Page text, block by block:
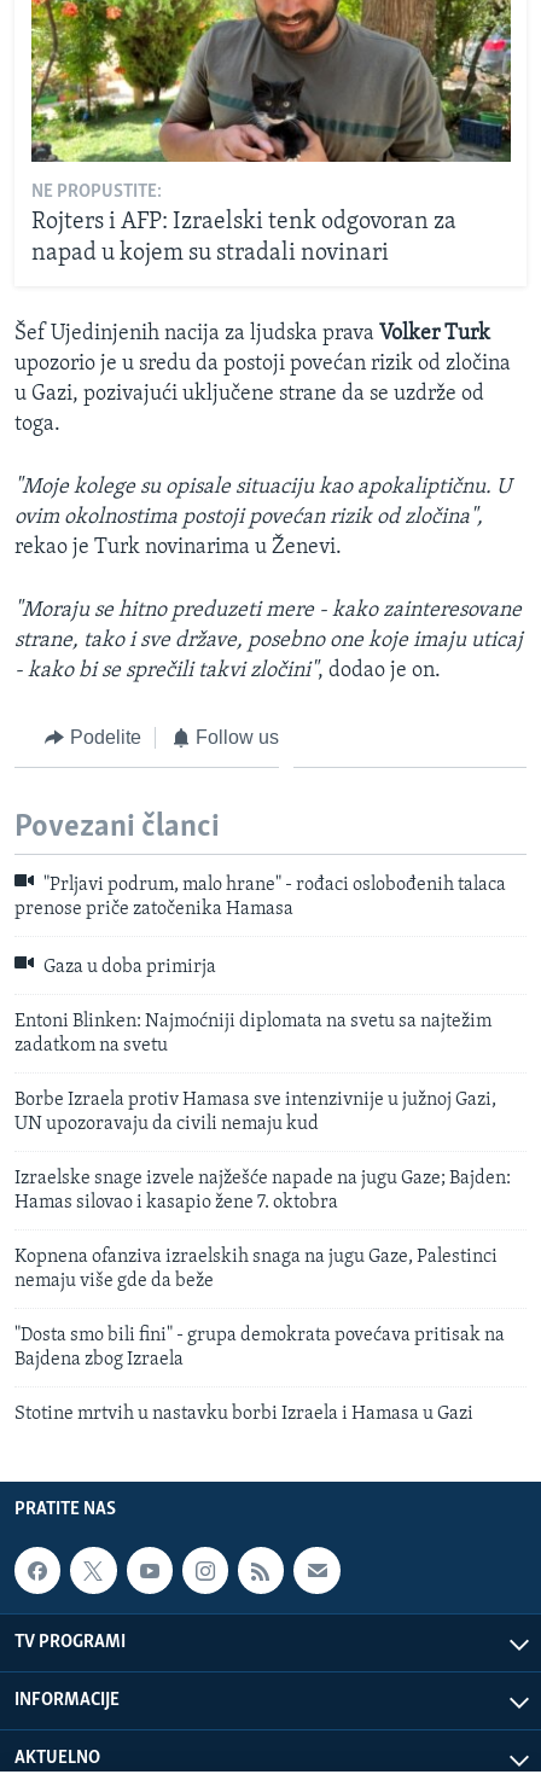
NE PROPUSTITE:
Rojters i AFP: Izraelski tenk odgovoran za
napad u kojem su stradali novinari
Šef Ujedinjenih nacija za ljudska prava Volker Turk
upozorio je u sredu da postoji povećan rizik od zločina
u Gazi, pozivajući uključene strane da se uzdrže od
toga.
"Moje kolege su opisale situaciju kao apokaliptičnu. U
ovim okolnostima postoji povećan rizik od zločina",
rekao je Turk novinarima u Ženevi.
"Moraju se hitno preduzeti mere - kako zainteresovane
strane, tako i sve države, posebno one koje imaju uticaj
- kako bi se sprečili takvi zločini", dodao je on.
Podelite Follow us
Povezani članci
"Prljavi podrum, malo hrane" - rođaci oslobođenih talaca
prenose priče zatočenika Hamasa
Gaza u doba primirja
Entoni Blinken: Najmoćniji diplomata na svetu sa najtežim
zadatkom na svetu
Borbe Izraela protiv Hamasa sve intenzivnije u južnoj Gazi,
UN upozoravaju da civili nemaju kud
Izraelske snage izvele najžešće napade na jugu Gaze; Bajden:
Hamas silovao i kasapio žene 7. oktobra
Kopnena ofanziva izraelskih snaga na jugu Gaze, Palestinci
nemaju više gde da beže
"Dosta smo bili fini" - grupa demokrata povećava pritisak na
Bajdena zbog Izraela
Stotine mrtvih u nastavku borbi Izraela i Hamasa u Gazi
PRATITE NAS
TV PROGRAMI
INFORMACIJE
AKTUELNO